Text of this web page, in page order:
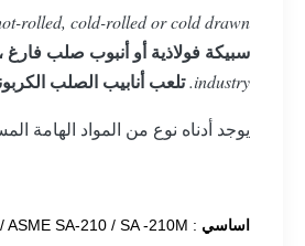
rolled, cold-rolled or cold drawn.
سبيكة فولاذية أو أنبوب صلب
industry. تلعب أنابيب الصلب
يوجد أدناه نوع من المواد الهامة
اساسي : ASTM A210 / A 210M / ASME SA-210 / SA -210M